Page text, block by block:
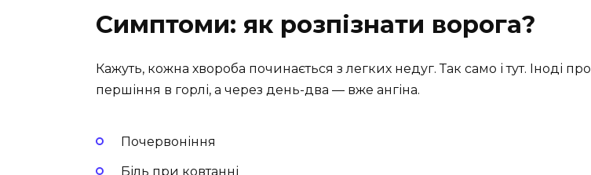
Симптоми: як розпізнати ворога?
Кажуть, кожна хвороба починається з легких недуг. Так само і тут. Іноді
першіння в горлі, а через день-два — вже ангіна.
Почервоніння
Біль при ковтанні